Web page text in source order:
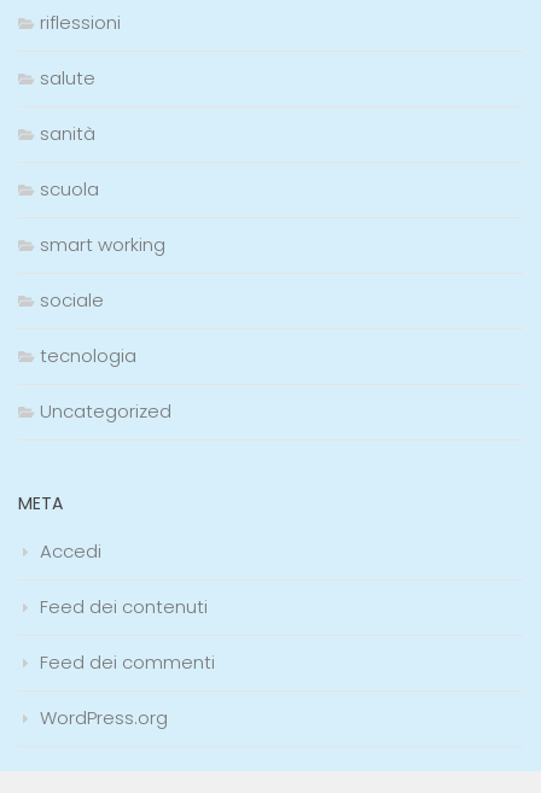
riflessioni
salute
sanità
scuola
smart working
sociale
tecnologia
Uncategorized
META
Accedi
Feed dei contenuti
Feed dei commenti
WordPress.org